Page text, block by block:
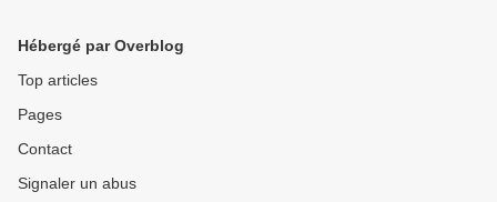
Hébergé par Overblog
Top articles
Pages
Contact
Signaler un abus